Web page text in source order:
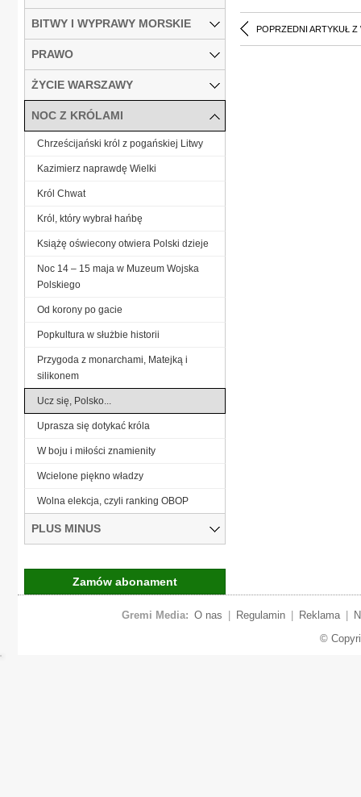
POPRZEDNI ARTYKUŁ Z
BITWY I WYPRAWY MORSKIE
PRAWO
ŻYCIE WARSZAWY
NOC Z KRÓLAMI
Chrześcijański król z pogańskiej Litwy
Kazimierz naprawdę Wielki
Król Chwat
Król, który wybrał hańbę
Książę oświecony otwiera Polski dzieje
Noc 14 – 15 maja w Muzeum Wojska
Polskiego
Od korony po gacie
Popkultura w służbie historii
Przygoda z monarchami, Matejką i
silikonem
Ucz się, Polsko...
Uprasza się dotykać króla
W boju i miłości znamienity
Wcielone piękno władzy
Wolna elekcja, czyli ranking OBOP
PLUS MINUS
Zamów abonament
Gremi Media: O nas Regulamin Reklama
©